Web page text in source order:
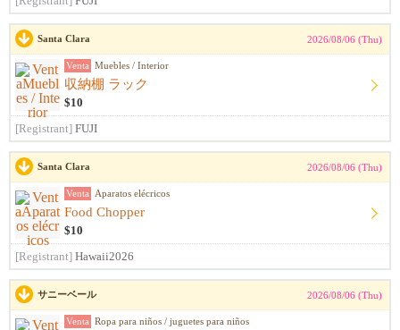
Santa Clara 2026/08/06 (Thu)
Venta Muebles / Interior
収納棚 ラック
$10
[Registrant] FUJI
Santa Clara 2026/08/06 (Thu)
Venta Aparatos elécricos
Food Chopper
$10
[Registrant] Hawaii2026
サニーベール 2026/08/06 (Thu)
Venta Ropa para niños / juguetes para niños